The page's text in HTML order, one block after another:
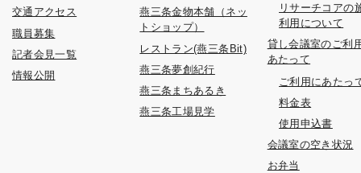
交通アクセス
職員募集
記者会見一覧
情報公開
燕三条金物本舗（ネッ
トショップ）
レストラン(燕三条Bit)
燕三条夢創紀行
燕三条まちあるき
燕三条工場見学
リサーチコアの
利用について
貸し会議室のご利
あたって
ご利用にあたっ
料金表
使用申込書
会議室の空き状況
お弁当